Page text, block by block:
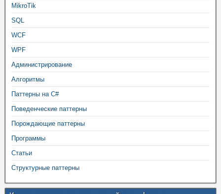
MikroTik
SQL
WCF
WPF
Администрирование
Алгоритмы
Паттерны на C#
Поведенческие паттерны
Порождающие паттерны
Программы
Статьи
Структурные паттерны